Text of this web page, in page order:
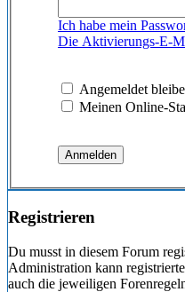
Ich habe mein
Die Aktivierungs-E-
Angemeldet
Meinen Online-
Registrieren
Du musst in diesem Forum
Administration kann
auch die jeweiligen